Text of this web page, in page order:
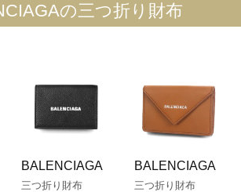
の三つ折り財布
BALENCIAGA
三つ折り財布
BALENCIAGA
三つ折り財布